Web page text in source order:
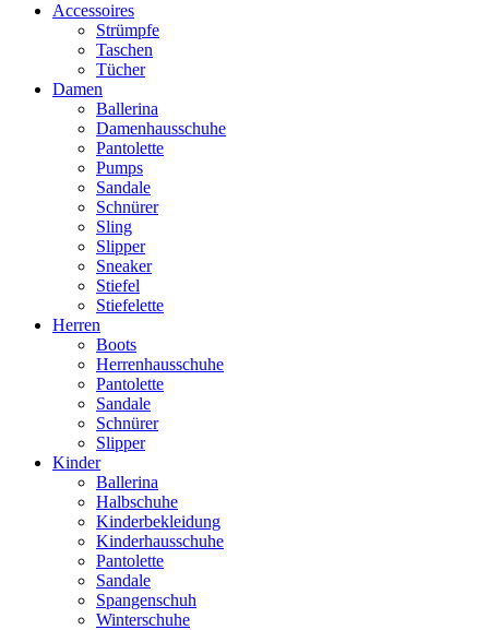
Accessoires
Strümpfe
Taschen
Tücher
Damen
Ballerina
Damenhausschuhe
Pantolette
Pumps
Sandale
Schnürer
Sling
Slipper
Sneaker
Stiefel
Stiefelette
Herren
Boots
Herrenhausschuhe
Pantolette
Sandale
Schnürer
Slipper
Kinder
Ballerina
Halbschuhe
Kinderbekleidung
Kinderhausschuhe
Pantolette
Sandale
Spangenschuh
Winterschuhe